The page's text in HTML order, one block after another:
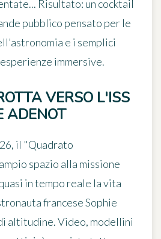
Risultato: un cocktail
pubblico pensato per le
e i semplici
immersive.
VERSO L'ISS
ADENOT
, il "Quadrato
spazio alla missione
in tempo reale la vita
francese Sophie
altitudine. Video, modellini